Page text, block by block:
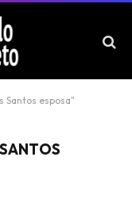
Santos esposa"